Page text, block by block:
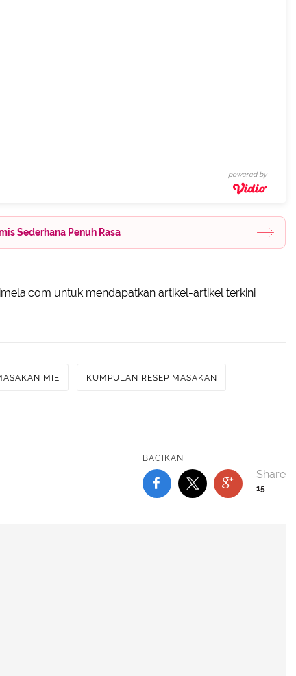
powered by
Sederhana Penuh Rasa
untuk mendapatkan artikel-artikel terkini
MIE KUMPULAN RESEP MASAKAN
BAGIKAN
15